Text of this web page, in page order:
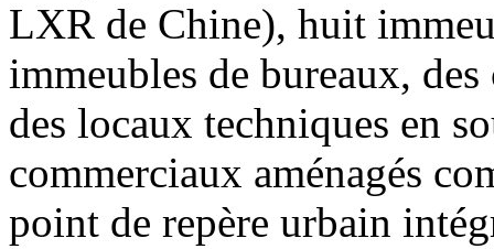
LXR de Chine), huit
immeubles de bureaux, des
des locaux techniques en
commerciaux aménagés
point de repère urbain